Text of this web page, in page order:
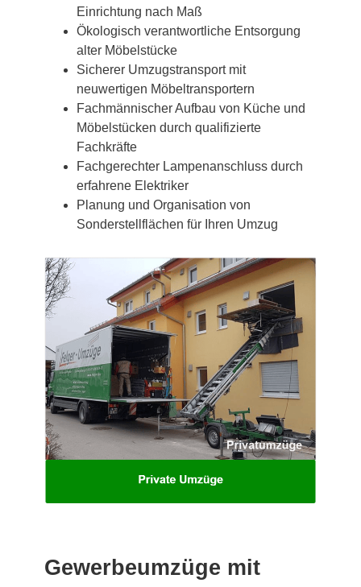
Einrichtung nach Maß
Ökologisch verantwortliche Entsorgung
alter Möbelstücke
Sicherer Umzugstransport mit
neuwertigen Möbeltransportern
Fachmännischer Aufbau von Küche und
Möbelstücken durch qualifizierte
Fachkräfte
Fachgerechter Lampenanschluss durch
erfahrene Elektriker
Planung und Organisation von
Sonderstellflächen für Ihren Umzug
Gewerbeumzüge mit